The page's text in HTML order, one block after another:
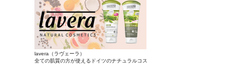
lavera（ラヴェーラ）
全ての肌質の方が使えるドイツのナチュラルコス